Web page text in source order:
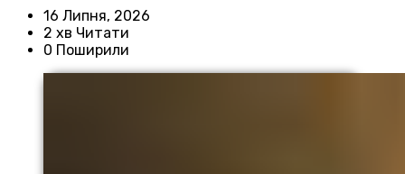
16 Липня, 2026
2 хв Читати
0 Поширили